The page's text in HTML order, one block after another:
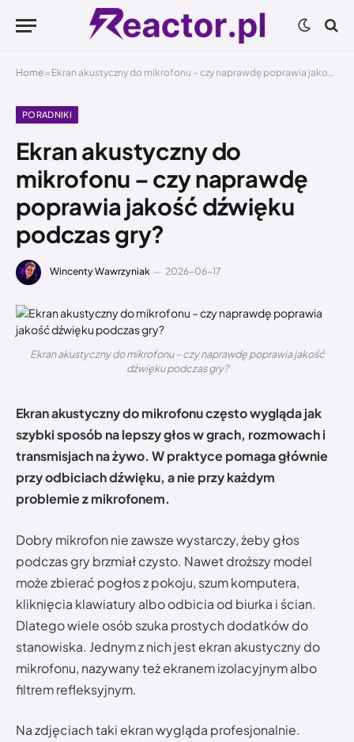
Home » Ekran akustyczny do mikrofonu – czy naprawdę poprawia jakość dźwięku podczas gry?
PORADNIKI
Ekran akustyczny do
mikrofonu – czy naprawdę
poprawia jakość dźwięku
podczas gry?
Wincenty Wawrzyniak 2026-06-17
Ekran akustyczny do mikrofonu – czy naprawdę poprawia jakość
dźwięku podczas gry?
Ekran akustyczny do mikrofonu często wygląda jak
szybki sposób na lepszy głos w grach, rozmowach i
transmisjach na żywo. W praktyce pomaga głównie
przy odbiciach dźwięku, a nie przy każdym
problemie z mikrofonem.
Dobry mikrofon nie zawsze wystarczy, żeby głos
podczas gry brzmiał czysto. Nawet droższy model
może zbierać pogłos z pokoju, szum komputera,
kliknięcia klawiatury albo odbicia od biurka i ścian.
Dlatego wiele osób szuka prostych dodatków do
stanowiska. Jednym z nich jest ekran akustyczny do
mikrofonu, nazywany też ekranem izolacyjnym albo
filtrem refleksyjnym.
Na zdjęciach taki ekran wygląda profesjonalnie.